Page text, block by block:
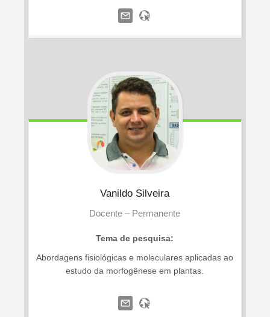
Vanildo Silveira
Docente – Permanente
Tema de pesquisa:
Abordagens fisiológicas e moleculares aplicadas ao
estudo da morfogênese em plantas.